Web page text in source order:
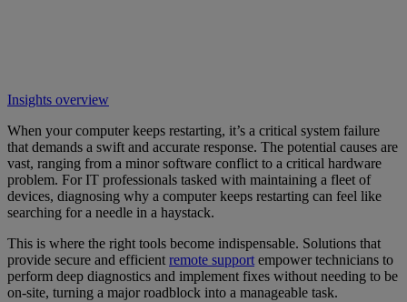
Insights overview
When your computer keeps restarting, it’s a critical system failure
that demands a swift and accurate response. The potential causes are
vast, ranging from a minor software conflict to a critical hardware
problem. For IT professionals tasked with maintaining a fleet of
devices, diagnosing why a computer keeps restarting can feel like
searching for a needle in a haystack.
This is where the right tools become indispensable. Solutions that
provide secure and efficient remote support empower technicians to
perform deep diagnostics and implement fixes without needing to be
on-site, turning a major roadblock into a manageable task.